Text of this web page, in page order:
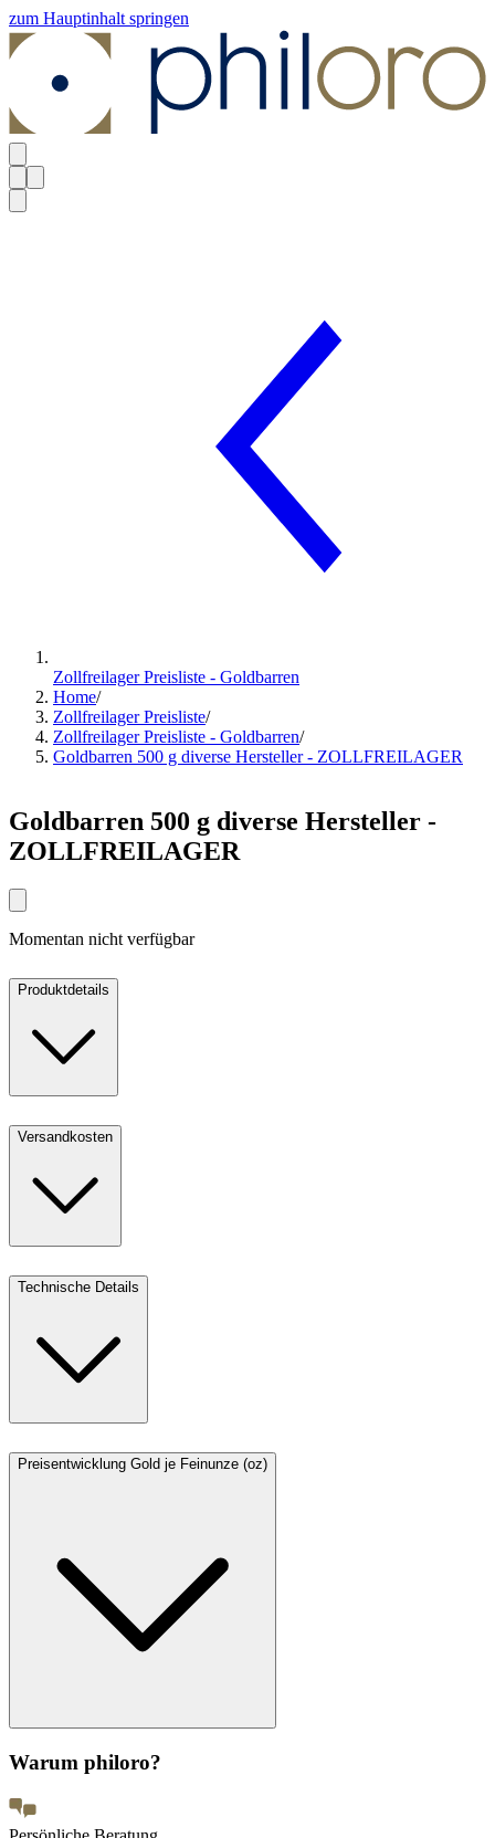
zum Hauptinhalt springen
Zollfreilager Preisliste - Goldbarren
Home/
Zollfreilager Preisliste/
Zollfreilager Preisliste - Goldbarren/
Goldbarren 500 g diverse Hersteller - ZOLLFREILAGER
Goldbarren 500 g diverse Hersteller -
ZOLLFREILAGER
Momentan nicht verfügbar
Produktdetails
Versandkosten
Technische Details
Preisentwicklung Gold je Feinunze (oz)
Warum philoro?